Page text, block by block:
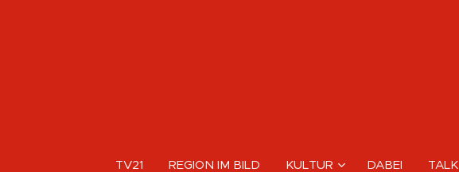
TV21 REGION IM BILD KULTUR DABEI TALK